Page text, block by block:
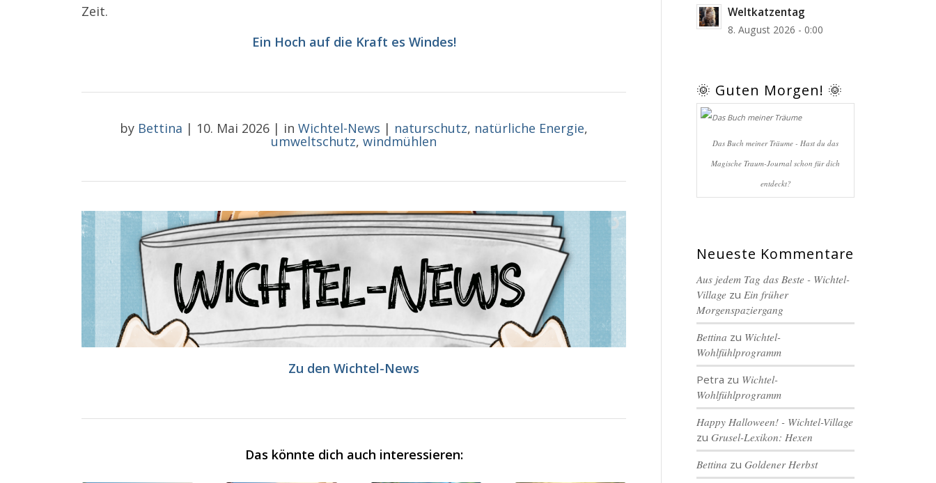
Zeit.
Ein Hoch auf die Kraft es Windes!
by Bettina | 10. Mai 2026 | in Wichtel-News | naturschutz, natürliche Energie,
umweltschutz,windmühlen
Zu den Wichtel-News
Das könnte dich auch interessieren:
Weltkatzentag
8. August 2026 - 0:00
🌞 Guten Morgen! 🌞
Das Buch meiner Träume - Hast du das
Magische Traum-Journal schon für dich
entdeckt?
Neueste Kommentare
Aus jedem Tag das Beste - Wichtel-
Village zu Ein früher
Morgenspaziergang
Bettina zu Wichtel-
Wohlfühlprogramm
Petra zu Wichtel-
Wohlfühlprogramm
Happy Halloween! - Wichtel-Village
zuGrusel-Lexikon: Hexen
Bettina zuGoldener Herbst